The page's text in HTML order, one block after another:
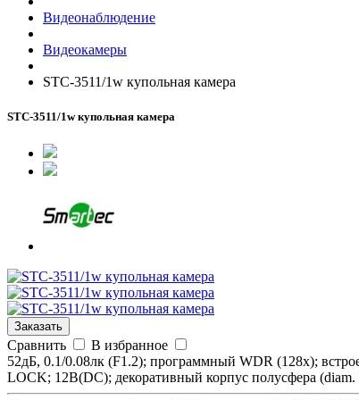
Видеонаблюдение
Видеокамеры
STC-3511/1w купольная камера
STC-3511/1w купольная камера
Заказать
Сравнить
В избранное
52дБ, 0.1/0.08лк (F1.2); программный WDR (128x);
LOCK; 12В(DC); декоративный корпус полусфера